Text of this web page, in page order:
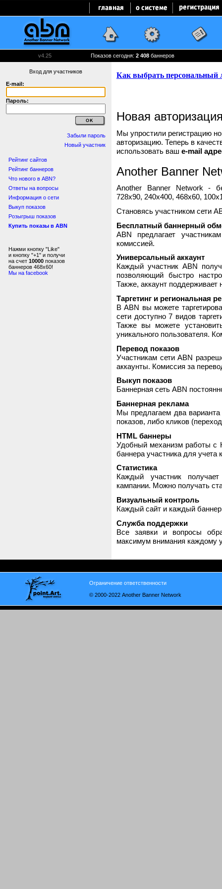
v4.25 Показов сегодня: 2 408 баннеров
Вход для участников
E-mail:
Пароль:
Забыли пароль
Новый участник
Рейтинг сайтов
Рейтинг баннеров
Что нового в ABN?
Ответы на вопросы
Информация о сети
Выкуп показов
Розыгрыш показов
Купить показы в ABN
Нажми кнопку "Like"
и кнопку "+1" и получи
на счет 10000 показов
баннеров 468x60!
Мы на facebook
Новая
Мы упростили регистрацию
авторизацию. Теперь в
использовать ваш e-mail
Another Banner
Another Banner Network -
728x90, 240x400, 468x60,
Становясь участником сети
Бесплатный баннерный
ABN предлагает
комиссией.
Универсальный аккаунт
Каждый участник ABN
позволяющий быстро
Также, аккаунт поддерживает
Таргетинг и региональная
В ABN вы можете
сети доступно 7 видов
Также вы можете
уникального пользователя.
Перевод показов
Участникам сети ABN
аккаунты. Комиссия за
Выкуп показов
Баннерная сеть ABN
Баннерная реклама
Мы предлагаем два
показов, либо кликов
HTML баннеры
Удобный механизм работы с
баннера участника для
Статистика
Каждый участник
кампании. Можно получать
Визуальный контроль
Каждый сайт и каждый
Служба поддержки
Все заявки и вопросы
максимум внимания каждому
Ограничение ответственности
© 2000-2022 Another Banner Network